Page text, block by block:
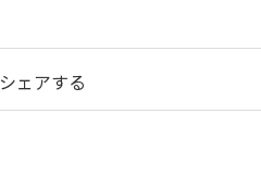
シェアする